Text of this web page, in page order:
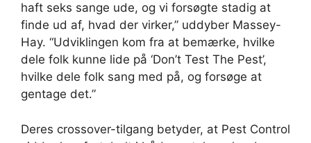
haft seks sange ude, og vi forsøgte stadig at
finde ud af, hvad der virker,” uddyber Massey-
Hay. “Udviklingen kom fra at bemærke, hvilke
dele folk kunne lide på ‘Don’t Test The Pest’,
hvilke dele folk sang med på, og forsøge at
gentage det.”
Deres crossover-tilgang betyder, at Pest Control